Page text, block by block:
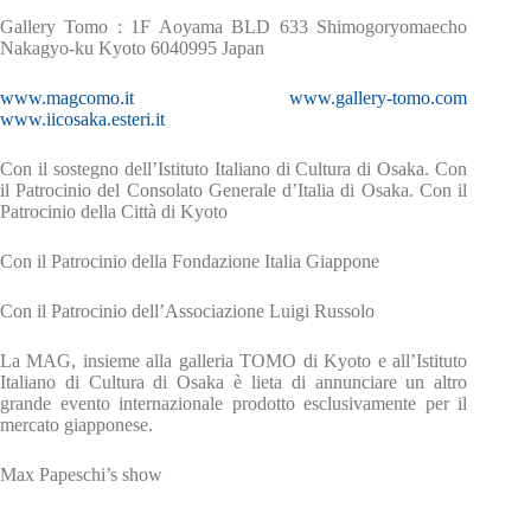
Gallery Tomo : 1F Aoyama BLD 633 Shimogoryomaecho
Nakagyo-ku Kyoto 6040995 Japan
www.magcomo.it
www.gallery-tomo.com
www.iicosaka.esteri.it
Con il sostegno dell’Istituto Italiano di Cultura di Osaka. Con
il Patrocinio del Consolato Generale d’Italia di Osaka. Con il
Patrocinio della Città di Kyoto
Con il Patrocinio della Fondazione Italia Giappone
Con il Patrocinio dell’Associazione Luigi Russolo
La MAG, insieme alla galleria TOMO di Kyoto e all’Istituto
Italiano di Cultura di Osaka è lieta di annunciare un altro
grande evento internazionale prodotto esclusivamente per il
mercato giapponese.
Max Papeschi’s show